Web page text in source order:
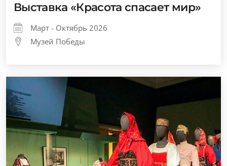
Выставка «Красота спасает мир»
Март - Октябрь 2026
Музей Победы